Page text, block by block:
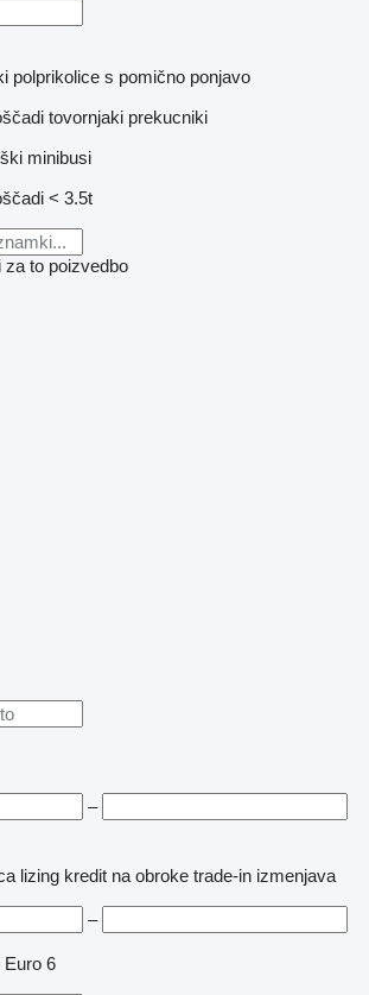
polprikolice s pomično ponjavo
tovornjaki prekucniki
minibusi
< 3.5t
za to poizvedbo
–
lizing kredit na obroke trade-in izmenjava
–
Euro 6